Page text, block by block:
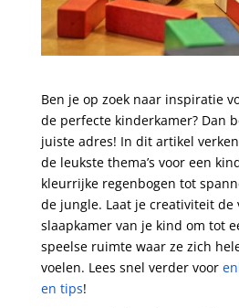
Ben je op zoek naar inspiratie
de perfecte kinderkamer? Dan⁤
juiste adres! In dit artikel
de leukste thema’s voor een
kleurrijke regenbogen tot
de jungle. Laat je‍ creativiteit
slaapkamer van je kind om tot
speelse ruimte waar ze zich
voelen. Lees⁤ snel verder voor
​en⁣ tips!